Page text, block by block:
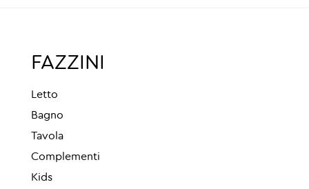
FAZZINI
Letto
Bagno
Tavola
Complementi
Kids